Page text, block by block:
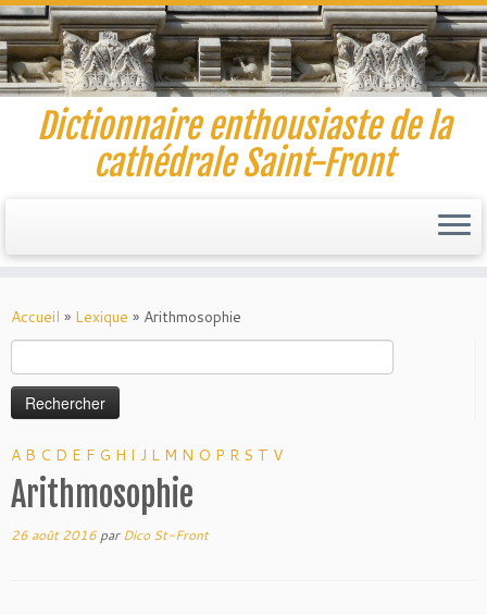
to
content
Dictionnaire enthousiaste de la
cathédrale Saint-Front
Accueil » Lexique » Arithmosophie
A B C D E F G H I J L M N O P R S T V
Arithmosophie
26 août 2016 parDico St-Front